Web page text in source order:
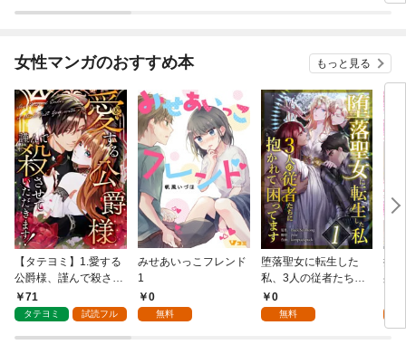
女性マンガのおすすめ本 もっと見る
【タテヨミ】1.愛する
公爵様、謹んで殺させ
ていただきます！
71
タテヨミ 試読フル
みせあいっこフレンド
1
0
無料
堕落聖女に転生した
私、3人の従者たちに
抱かれて困ってます 第
1話
0
無料
授
身